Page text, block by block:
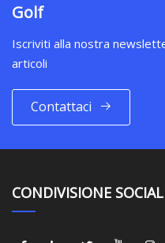
Golf
Iscriviti alla nostra
articoli
Contattaci
CONDIVISIONE